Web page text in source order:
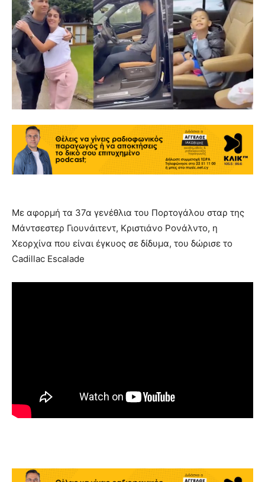
Με αφορμή τα 37α γενέθλια του Πορτογάλου σταρ της
Μάντσεστερ Γιουνάιτεντ, Κριστιάνο Ρονάλντο, η
Χεορχίνα που είναι έγκυος σε δίδυμα, του δώρισε το
Cadillac Escalade